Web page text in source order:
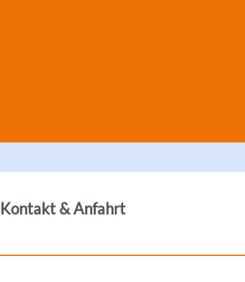
Kontakt & Anfahrt